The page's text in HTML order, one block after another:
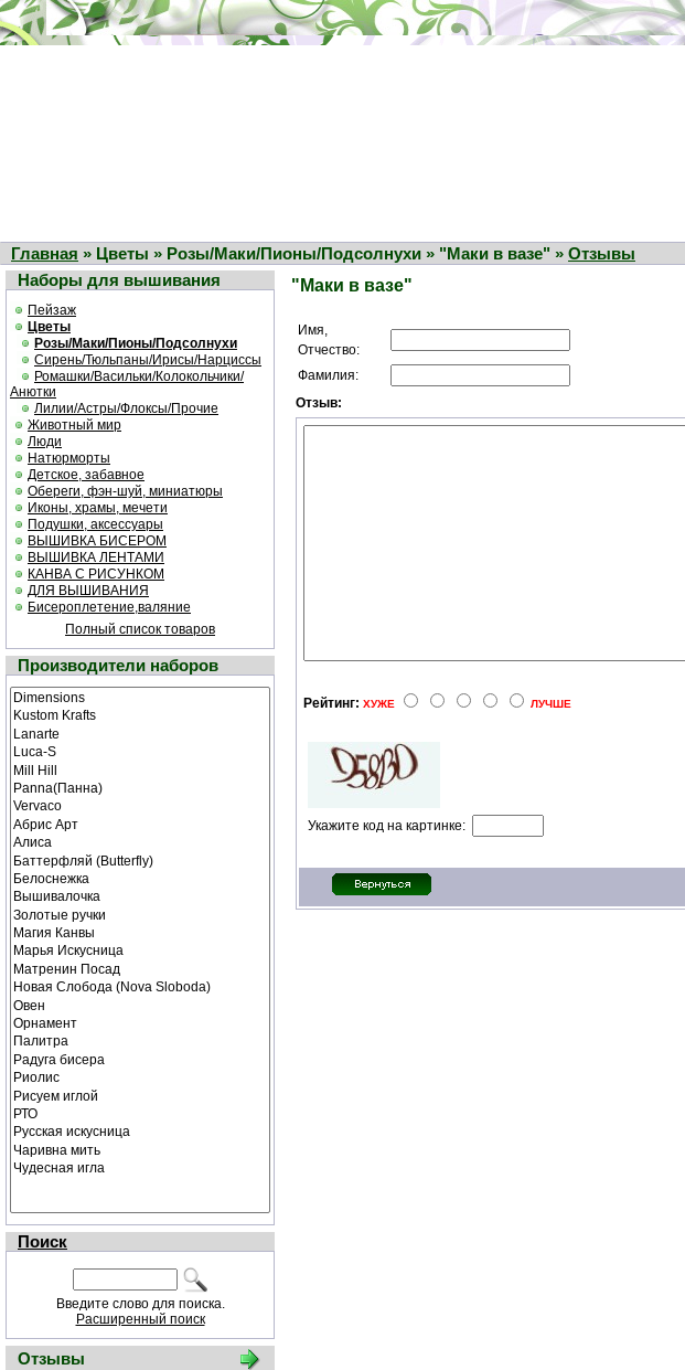
Главная » Цветы » Розы/Маки/Пионы/Подсолнухи » "Маки в вазе" » Отзывы
Наборы для вышивания
Пейзаж
Цветы
Розы/Маки/Пионы/Подсолнухи
Сирень/Тюльпаны/Ирисы/Нарциссы
Ромашки/Васильки/Колокольчики/
Анютки
Лилии/Астры/Флоксы/Прочие
Животный мир
Люди
Натюрморты
Детское, забавное
Обереги, фэн-шуй, миниатюры
Иконы, храмы, мечети
Подушки, аксессуары
ВЫШИВКА БИСЕРОМ
ВЫШИВКА ЛЕНТАМИ
КАНВА С РИСУНКОМ
ДЛЯ ВЫШИВАНИЯ
Бисероплетение,валяние
Полный список товаров
Производители наборов
Поиск
Введите слово для поиска.
Расширенный поиск
Отзывы
"Маки в вазе"
Имя,
Отчество:
Фамилия:
Отзыв:
Рейтинг: ХУЖЕ ЛУЧШЕ
Укажите код на картинке: